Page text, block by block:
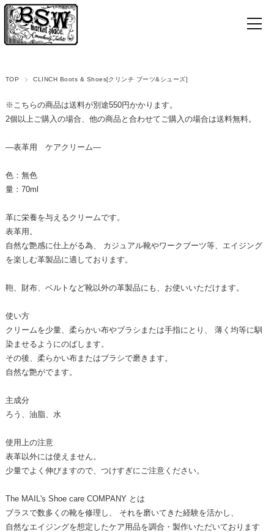
TOP CLINCH Boots & Shoes[クリンチ ブーツ&シューズ]
※こちらの商品は送料が別途550円かかります。
2個以上ご購入の場合、他の商品と合わせてご購入の場合は送料無料。
―表革用 ケアクリーム―
色：無色
量：70ml
革に栄養を与えるクリームです。
表革用。
自然な艶感に仕上がる為、 カジュアル靴やワークブーツ等、エイジング
を楽しむ革製品に適しております。
鞄、財布、ベルトなど靴以外の革製品にも、お使いいただけます。
使い方
クリームを少量、柔らかい布やブラシまたは手指にとり、 薄く均等に馴
染ませるようにのばします。
その後、柔らかい布またはブラシで磨きます。
自然な艶がでます。
主成分
ろう、油脂、水
使用上の注意
表革以外には使えません。
少量でよく伸びますので、つけすぎにご注意ください。
The MAIL's Shoe care COMPANY とは
ブラスで数多くの靴を修理し、 それを磨いてきた経験を活かし、
自然なエイジングを想定したケア用品を調合・製作いただいております